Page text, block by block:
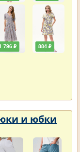
796 ₽ 884 ₽
и юбки